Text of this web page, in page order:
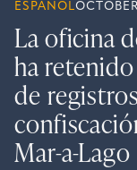
ESPANOL
La oficina
ha
de
Mar-a-Lago